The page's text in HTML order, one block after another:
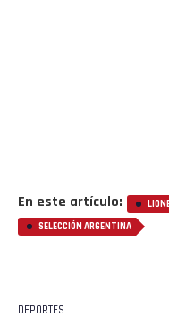
En este artículo:
SELECCIÓN ARGENTINA
DEPORTES